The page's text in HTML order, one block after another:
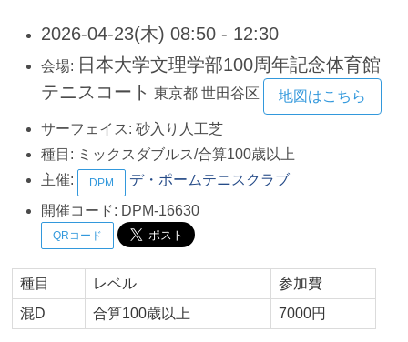
2026-04-23(木) 08:50 - 12:30
会場: 日本大学文理学部100周年記念体育館
テニスコート 東京都 世田谷区 地図はこちら
サーフェイス: 砂入り人工芝
種目: ミックスダブルス/合算100歳以上
主催:
DPM
デ・ポームテニスクラブ
開催コード: DPM-16630
QRコード
種目 レベル
参加費
混D
合算100歳以上 7000円